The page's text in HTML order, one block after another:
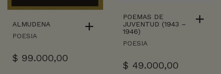
ALMUDENA
POESIA
$ 99.000,00
POEMAS DE
JUVENTUD (1943 –
1946)
POESIA
$ 49.000,00